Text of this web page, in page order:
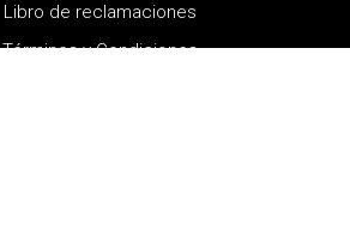
Libro de reclamaciones
Términos y Condiciones